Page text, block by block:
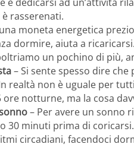
rasserenati.
moneta energetica
dormire, aiuta a
un pochino di più,
– Si sente spesso dire
realtà non è uguale per
notturne, ma la cosa
– Per avere un sonno
30 minuti prima di
circadiani, facendoci